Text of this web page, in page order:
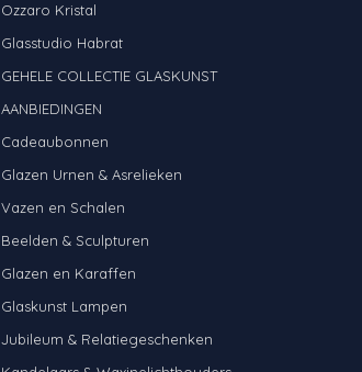
Ozzaro Kristal
Glasstudio Habrat
GEHELE COLLECTIE GLASKUNST
AANBIEDINGEN
Cadeaubonnen
Glazen Urnen & Asrelieken
Vazen en Schalen
Beelden & Sculpturen
Glazen en Karaffen
Glaskunst Lampen
Jubileum & Relatiegeschenken